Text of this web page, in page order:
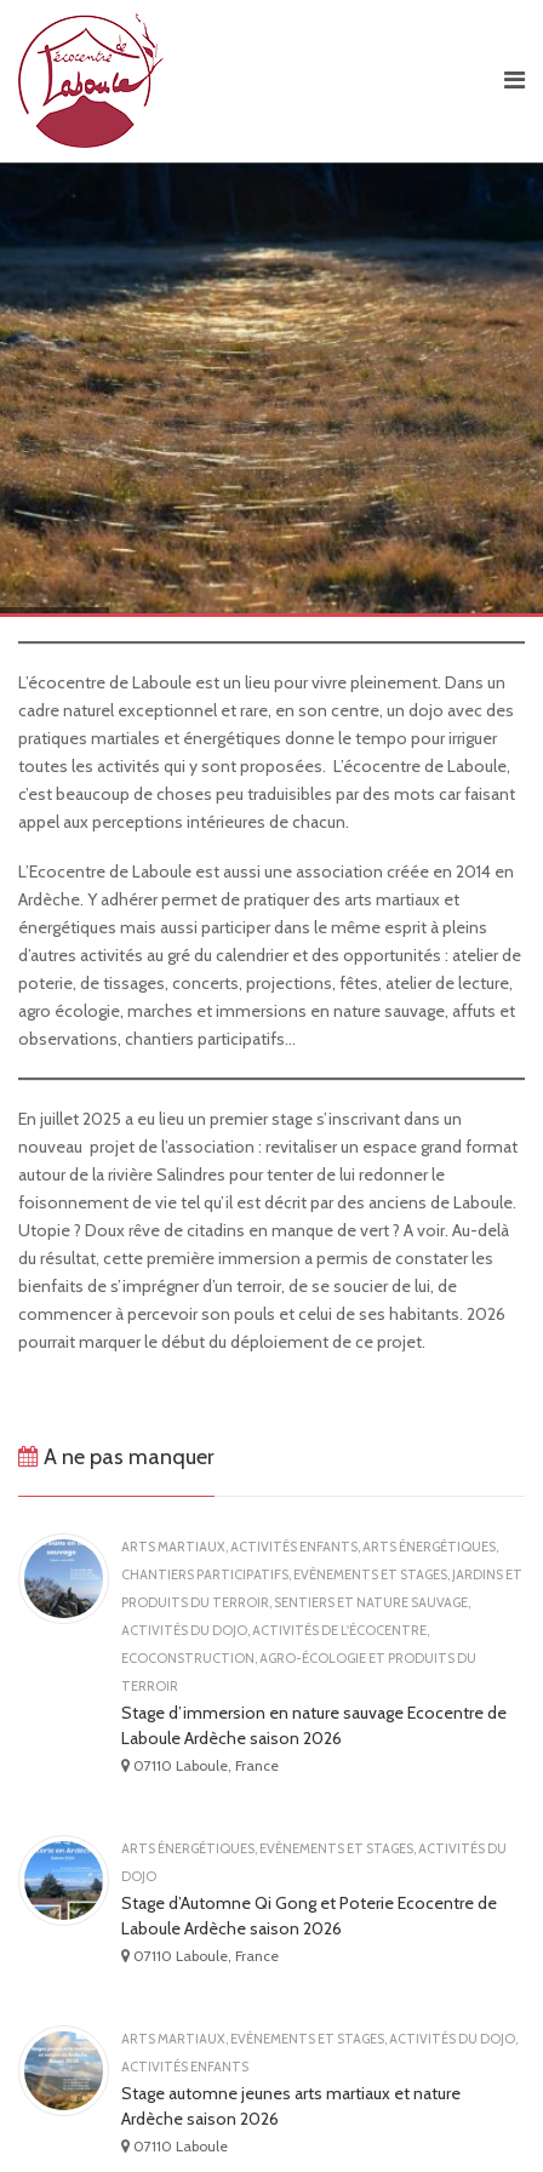
L’écocentre de Laboule est un lieu pour vivre pleinement. Dans un
cadre naturel exceptionnel et rare, en son centre, un dojo avec des
pratiques martiales et énergétiques donne le tempo pour irriguer
toutes les activités qui y sont proposées. L’écocentre de Laboule,
c’est beaucoup de choses peu traduisibles par des mots car faisant
appel aux perceptions intérieures de chacun.
L’Ecocentre de Laboule est aussi une association créée en 2014 en
Ardèche. Y adhérer permet de pratiquer des arts martiaux et
énergétiques mais aussi participer dans le même esprit à pleins
d’autres activités au gré du calendrier et des opportunités : atelier de
poterie, de tissages, concerts, projections, fêtes, atelier de lecture,
agro écologie, marches et immersions en nature sauvage, affuts et
observations, chantiers participatifs…
En juillet 2025 a eu lieu un premier stage s’inscrivant dans un
nouveau projet de l’association : revitaliser un espace grand format
autour de la rivière Salindres pour tenter de lui redonner le
foisonnement de vie tel qu’il est décrit par des anciens de Laboule.
Utopie ? Doux rêve de citadins en manque de vert ? A voir. Au-delà
du résultat, cette première immersion a permis de constater les
bienfaits de s’imprégner d’un terroir, de se soucier de lui, de
commencer à percevoir son pouls et celui de ses habitants. 2026
pourrait marquer le début du déploiement de ce projet.
A ne pas manquer
ARTS MARTIAUX,ACTIVITÉS ENFANTS,ARTS ÉNERGÉTIQUES,
CHANTIERS PARTICIPATIFS, EVÈNEMENTS ET STAGES, JARDINS ET
PRODUITS DU TERROIR, SENTIERS ET NATURE SAUVAGE,
ACTIVITÉS DU DOJO,ACTIVITÉS DE L'ÉCOCENTRE,
ECOCONSTRUCTION,AGRO-ÉCOLOGIE ET PRODUITS DU
TERROIR
Stage d’immersion en nature sauvage Ecocentre de
Laboule Ardèche saison 2026
07110 Laboule, France
ARTS ÉNERGÉTIQUES, EVÈNEMENTS ET STAGES,ACTIVITÉS DU
DOJO
Stage d’Automne Qi Gong et Poterie Ecocentre de
Laboule Ardèche saison 2026
07110 Laboule, France
ARTS MARTIAUX, EVÈNEMENTS ET STAGES,ACTIVITÉS DU DOJO,
ACTIVITÉS ENFANTS
Stage automne jeunes arts martiaux et nature
Ardèche saison 2026
07110 Laboule